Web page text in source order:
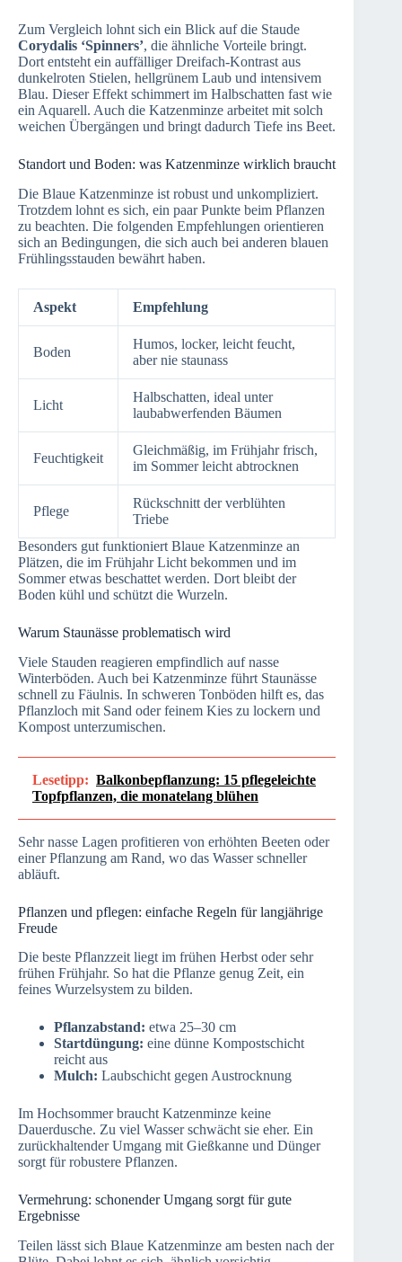
Zum Vergleich lohnt sich ein Blick auf die Staude
Corydalis ‘Spinners’, die ähnliche Vorteile bringt.
Dort entsteht ein auffälliger Dreifach-Kontrast aus
dunkelroten Stielen, hellgrünem Laub und intensivem
Blau. Dieser Effekt schimmert im Halbschatten fast wie
ein Aquarell. Auch die Katzenminze arbeitet mit solch
weichen Übergängen und bringt dadurch Tiefe ins Beet.
Standort und Boden: was Katzenminze wirklich braucht
Die Blaue Katzenminze ist robust und unkompliziert.
Trotzdem lohnt es sich, ein paar Punkte beim Pflanzen
zu beachten. Die folgenden Empfehlungen orientieren
sich an Bedingungen, die sich auch bei anderen blauen
Frühlingsstauden bewährt haben.
Aspekt Empfehlung
Boden
Humos, locker, leicht feucht,
aber nie staunass
Licht
Halbschatten, ideal unter
laubabwerfenden Bäumen
Feuchtigkeit
Gleichmäßig, im Frühjahr frisch,
im Sommer leicht abtrocknen
Pflege
Rückschnitt der verblühten
Triebe
Besonders gut funktioniert Blaue Katzenminze an
Plätzen, die im Frühjahr Licht bekommen und im
Sommer etwas beschattet werden. Dort bleibt der
Boden kühl und schützt die Wurzeln.
Warum Staunässe problematisch wird
Viele Stauden reagieren empfindlich auf nasse
Winterböden. Auch bei Katzenminze führt Staunässe
schnell zu Fäulnis. In schweren Tonböden hilft es, das
Pflanzloch mit Sand oder feinem Kies zu lockern und
Kompost unterzumischen.
Lesetipp: Balkonbepflanzung: 15 pflegeleichte
Topfpflanzen, die monatelang blühen
Sehr nasse Lagen profitieren von erhöhten Beeten oder
einer Pflanzung am Rand, wo das Wasser schneller
abläuft.
Pflanzen und pflegen: einfache Regeln für langjährige
Freude
Die beste Pflanzzeit liegt im frühen Herbst oder sehr
frühen Frühjahr. So hat die Pflanze genug Zeit, ein
feines Wurzelsystem zu bilden.
Pflanzabstand: etwa 25–30 cm
Startdüngung: eine dünne Kompostschicht
reicht aus
Mulch: Laubschicht gegen Austrocknung
Im Hochsommer braucht Katzenminze keine
Dauerdusche. Zu viel Wasser schwächt sie eher. Ein
zurückhaltender Umgang mit Gießkanne und Dünger
sorgt für robustere Pflanzen.
Vermehrung: schonender Umgang sorgt für gute
Ergebnisse
Teilen lässt sich Blaue Katzenminze am besten nach der